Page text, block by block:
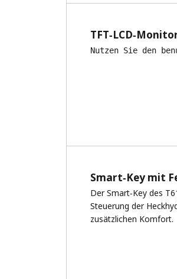
Nutzen Sie den
Smart‑Key mit
Der Smart‑Key des
Steuerung der
zusätzlichen Komfort.